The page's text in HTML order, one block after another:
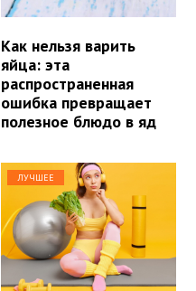
Как нельзя варить
яйца: эта
распространенная
ошибка превращает
полезное блюдо в яд
ЛУЧШЕЕ